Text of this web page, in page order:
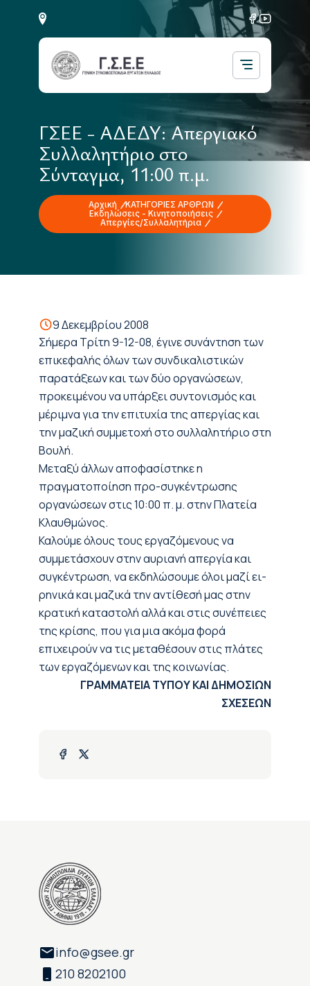
ΓΣΕΕ - ΑΔΕΔΥ: Απεργιακό
Συλλαλητήριο στο
Σύνταγμα, 11:00 π.μ.
Αρχική
ΚΑΤΗΓΟΡΙΕΣ ΑΡΘΡΩΝ
Εκδηλώσεις - Κινητοποιήσεις
Απεργίες/Συλλαλητήρια
9 Δεκεμβρίου 2008
Σήμερα Τρίτη 9-12-08, έγινε συνάντηση των
επικεφαλής όλων των συνδικαλιστικών
παρατάξεων και των δύο οργανώσεων,
προκειμένου να υπάρξει συντονισμός και
μέριμνα για την επιτυχία της απεργίας και
την μαζική συμμετοχή στο συλλαλητήριο στη
Βουλή.
Μεταξύ άλλων αποφασίστηκε η
πραγματοποίηση προ-συγκέντρωσης
οργανώσεων στις 10:00 π. μ. στην Πλατεία
Κλαυθμώνος.
Καλούμε όλους τους εργαζόμενους να
συμμετάσχουν στην αυριανή απεργία και
συγκέντρωση, να εκδηλώσουμε όλοι μαζί ει-
ρηνικά και μαζικά την αντίθεσή μας στην
κρατική καταστολή αλλά και στις συνέπειες
της κρίσης, που για μια ακόμα φορά
επιχειρούν να τις μεταθέσουν στις πλάτες
των εργαζόμενων και της κοινωνίας.
ΓΡΑΜΜΑΤΕΙΑ ΤΥΠΟΥ ΚΑΙ ΔΗΜΟΣΙΩΝ
ΣΧΕΣΕΩΝ
info@gsee.gr
210 8202100